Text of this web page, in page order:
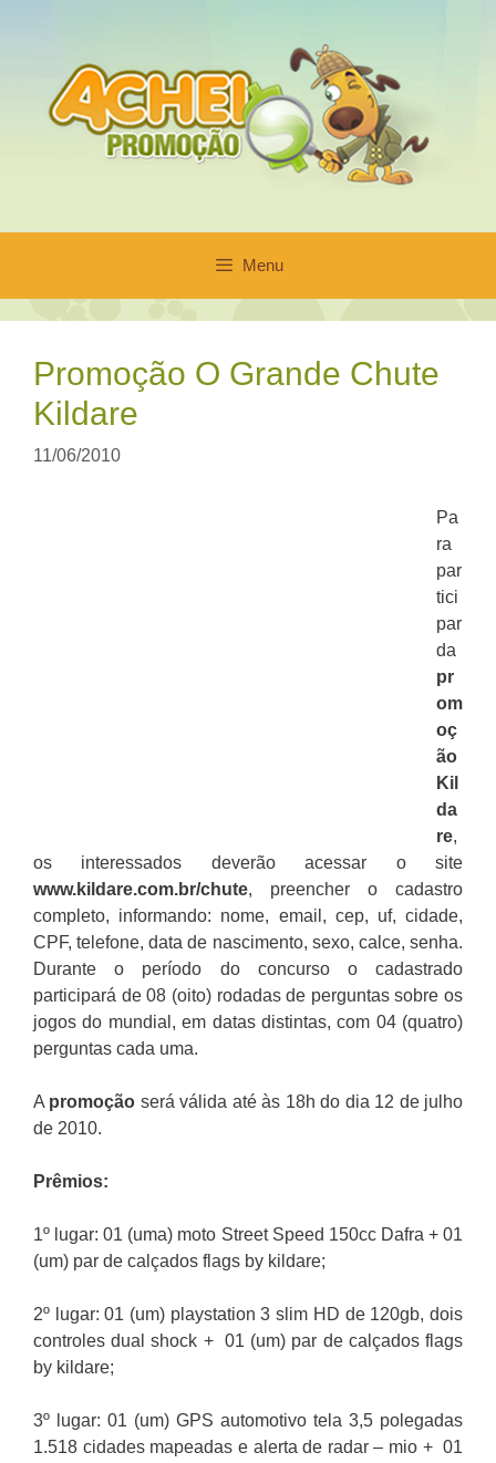
conteúdo
Menu
Promoção O Grande Chute
Kildare
11/06/2010
Pa
ra
par
tici
par
da
pr
om
oç
ão
Kil
da
re,
os interessados deverão acessar o site
www.kildare.com.br/chute, preencher o cadastro
completo, informando: nome, email, cep, uf, cidade,
CPF, telefone, data de nascimento, sexo, calce, senha.
Durante o período do concurso o cadastrado
participará de 08 (oito) rodadas de perguntas sobre os
jogos do mundial, em datas distintas, com 04 (quatro)
perguntas cada uma.
A promoção será válida até às 18h do dia 12 de julho
de 2010.
Prêmios:
1º lugar: 01 (uma) moto Street Speed 150cc Dafra + 01
(um) par de calçados flags by kildare;
2º lugar: 01 (um) playstation 3 slim HD de 120gb, dois
controles dual shock + 01 (um) par de calçados flags
by kildare;
3º lugar: 01 (um) GPS automotivo tela 3,5 polegadas
1.518 cidades mapeadas e alerta de radar – mio + 01